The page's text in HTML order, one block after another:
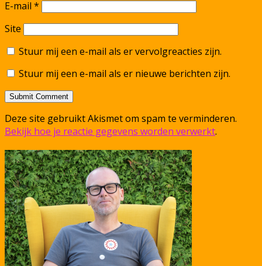
E-mail *
Site
Stuur mij een e-mail als er vervolgreacties zijn.
Stuur mij een e-mail als er nieuwe berichten zijn.
Deze site gebruikt Akismet om spam te verminderen.
Bekijk hoe je reactie gegevens worden verwerkt.